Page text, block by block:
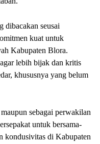
dibacakan seusai
kuat untuk
Kabupaten Blora.
lebih bijak dan kritis
khususnya yang belum
sebagai perwakilan
untuk bersama-
kondusivitas di Kabupaten